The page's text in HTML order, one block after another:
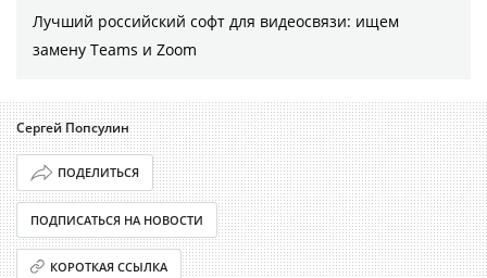
Лучший российский софт для видеосвязи: ищем
замену Teams и Zoom
Сергей Попсулин
ПОДЕЛИТЬСЯ
ПОДПИСАТЬСЯ НА НОВОСТИ
КОРОТКАЯ ССЫЛКА